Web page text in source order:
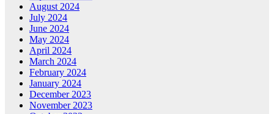
August 2024
July 2024
June 2024
May 2024
April 2024
March 2024
February 2024
January 2024
December 2023
November 2023